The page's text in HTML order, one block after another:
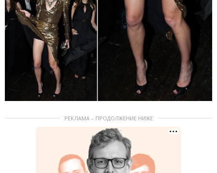
РЕКЛАМА – ПРОДОЛЖЕНИЕ НИЖЕ